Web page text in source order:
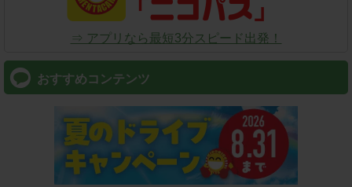
⇒ アプリなら最短3分スピード出発！
おすすめコンテンツ